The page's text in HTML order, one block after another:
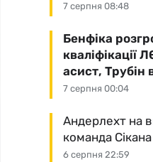
7 серпня 08:48
7 серпня 00:04
Бенфіка
кваліфікації
асист, Трубін
6 серпня 22:59
Андерлехт на
команда